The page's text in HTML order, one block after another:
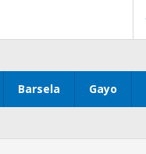
Barsela Gayo